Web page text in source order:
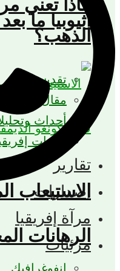
ماذا تعني
الذهب؟
تقدير موقف
مقال رأي
أحداث وتحليلات
أصوات إفريقية
تقارير
إصدارات
مرآة إفريقيا
مرئيات
إنفوغرافيك
اثيوبيا ما بعد
الاستيعاب
الرهانات